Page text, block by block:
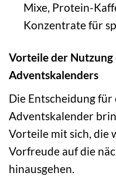
Mixe, Protein-
Konzentrate für
Vorteile der Nutzung
Adventskalenders
Die Entscheidung
Adventskalender
Vorteile mit sich, die
Vorfreude auf die
hinausgehen.